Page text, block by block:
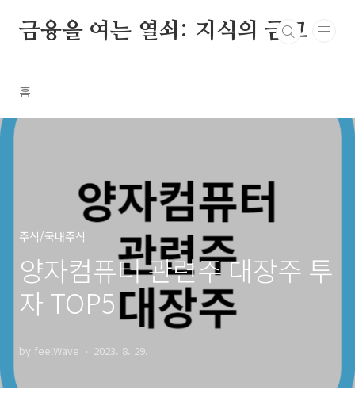
금융을 여는 열쇠: 지식의 금고
홈
주식/국내주식
양자컴퓨터 관련주 대장주 투
자 TOP5
by feelWave 2023. 8. 29.